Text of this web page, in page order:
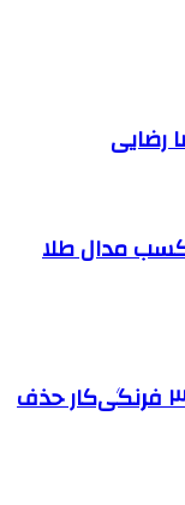
رضایی
کسب مدال طلا
شانس یک مدال طلا برای ایران/ ۳ فرنگی‌کار حذف